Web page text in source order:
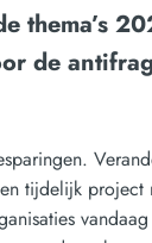
thema’s
de
tijdelijk project